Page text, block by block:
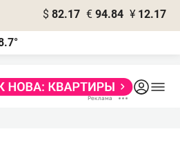
$ 82.17 € 94.84 ¥ 12.17